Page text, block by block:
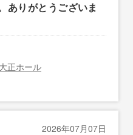
ありがとうございま
正ホール
2026年07月07日